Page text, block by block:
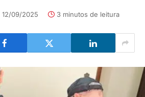
12/09/2025 3 minutos de leitura